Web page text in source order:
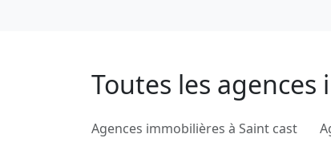
Toutes les
Agences immobilières à Saint cast